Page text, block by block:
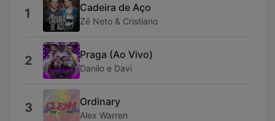
1 Cadeira de Aço
Zé Neto & Cristiano
2 Praga (Ao Vivo)
Danilo e Davi
3 Ordinary
Alex Warren